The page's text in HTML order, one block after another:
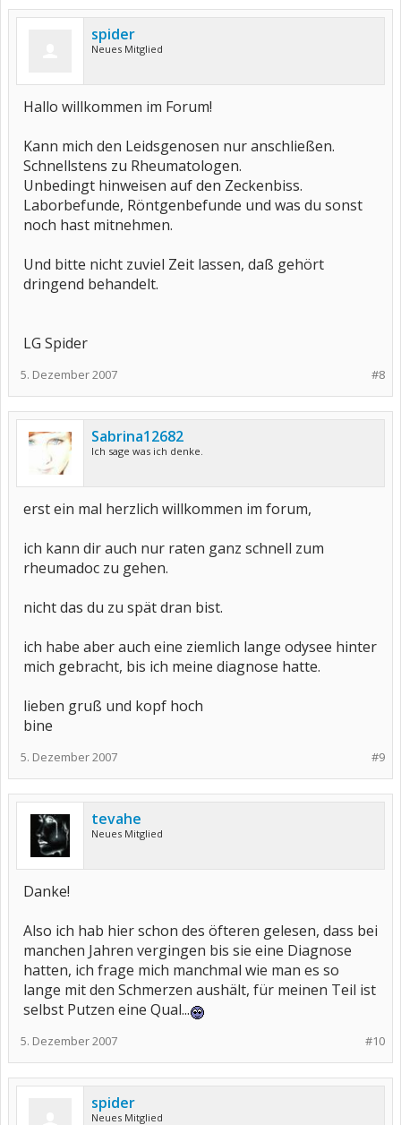
spider
Neues Mitglied
Hallo willkommen im Forum!
Kann mich den Leidsgenosen nur anschließen.
Schnellstens zu Rheumatologen.
Unbedingt hinweisen auf den Zeckenbiss.
Laborbefunde, Röntgenbefunde und was du sonst
noch hast mitnehmen.
Und bitte nicht zuviel Zeit lassen, daß gehört
dringend behandelt.
LG Spider
#8
5. Dezember 2007
Sabrina12682
Ich sage was ich denke.
erst ein mal herzlich willkommen im forum,
ich kann dir auch nur raten ganz schnell zum
rheumadoc zu gehen.
nicht das du zu spät dran bist.
ich habe aber auch eine ziemlich lange odysee hinter
mich gebracht, bis ich meine diagnose hatte.
lieben gruß und kopf hoch
bine
#9
5. Dezember 2007
tevahe
Neues Mitglied
Danke!
Also ich hab hier schon des öfteren gelesen, dass bei
manchen Jahren vergingen bis sie eine Diagnose
hatten, ich frage mich manchmal wie man es so
lange mit den Schmerzen aushält, für meinen Teil ist
selbst Putzen eine Qual...
#10
5. Dezember 2007
spider
Neues Mitglied